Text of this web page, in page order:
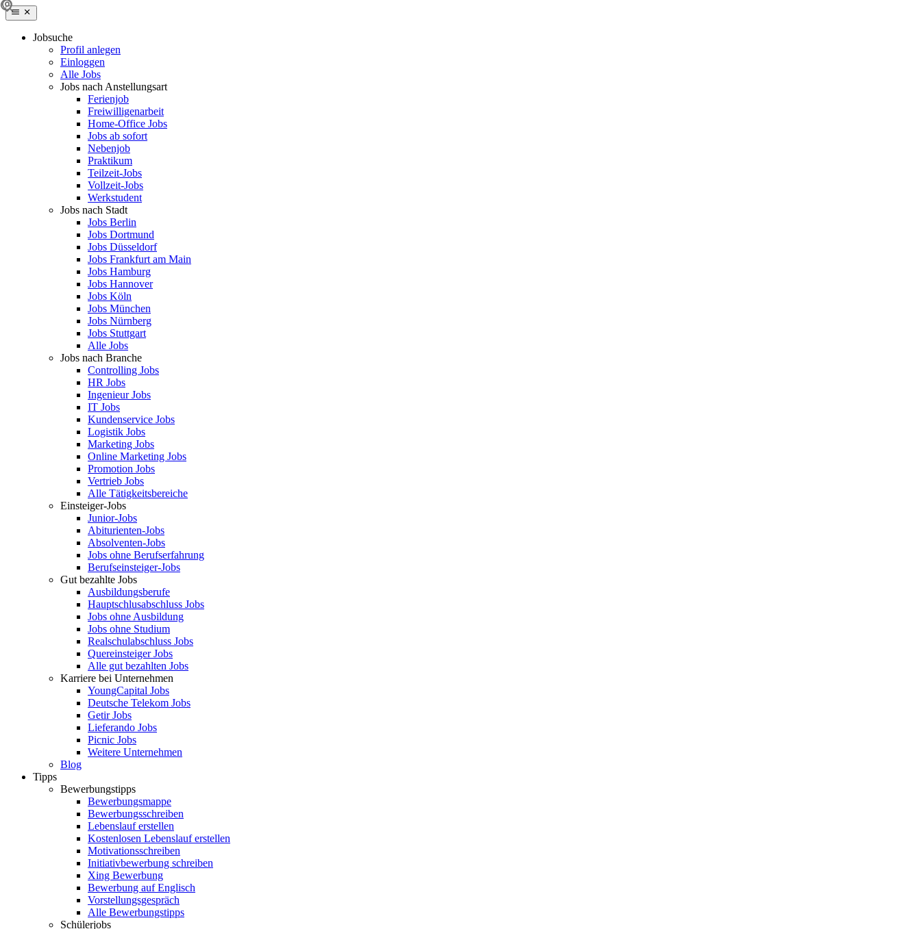
Jobsuche
Profil anlegen
Einloggen
Alle Jobs
Jobs nach Anstellungsart
Ferienjob
Freiwilligenarbeit
Home-Office Jobs
Jobs ab sofort
Nebenjob
Praktikum
Teilzeit-Jobs
Vollzeit-Jobs
Werkstudent
Jobs nach Stadt
Jobs Berlin
Jobs Dortmund
Jobs Düsseldorf
Jobs Frankfurt am Main
Jobs Hamburg
Jobs Hannover
Jobs Köln
Jobs München
Jobs Nürnberg
Jobs Stuttgart
Alle Jobs
Jobs nach Branche
Controlling Jobs
HR Jobs
Ingenieur Jobs
IT Jobs
Kundenservice Jobs
Logistik Jobs
Marketing Jobs
Online Marketing Jobs
Promotion Jobs
Vertrieb Jobs
Alle Tätigkeitsbereiche
Einsteiger-Jobs
Junior-Jobs
Abiturienten-Jobs
Absolventen-Jobs
Jobs ohne Berufserfahrung
Berufseinsteiger-Jobs
Gut bezahlte Jobs
Ausbildungsberufe
Hauptschlusabschluss Jobs
Jobs ohne Ausbildung
Jobs ohne Studium
Realschulabschluss Jobs
Quereinsteiger Jobs
Alle gut bezahlten Jobs
Karriere bei Unternehmen
YoungCapital Jobs
Deutsche Telekom Jobs
Getir Jobs
Lieferando Jobs
Picnic Jobs
Weitere Unternehmen
Blog
Tipps
Bewerbungstipps
Bewerbungsmappe
Bewerbungsschreiben
Lebenslauf erstellen
Kostenlosen Lebenslauf erstellen
Motivationsschreiben
Initiativbewerbung schreiben
Xing Bewerbung
Bewerbung auf Englisch
Vorstellungsgespräch
Alle Bewerbungstipps
Schülerjobs